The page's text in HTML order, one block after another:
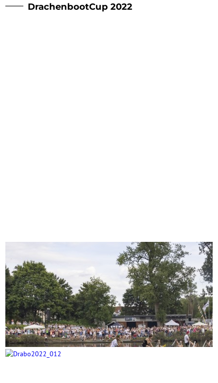
DrachenbootCup 2022